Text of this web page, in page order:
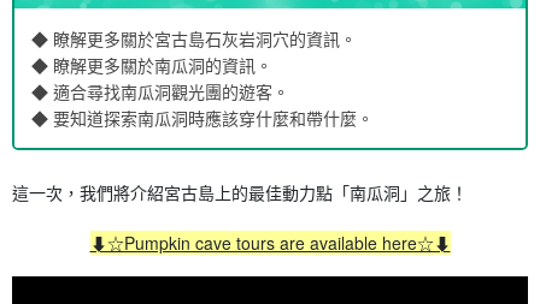
◆ 瞭解更多關於宮古島石灰岩洞穴的資訊。
◆ 瞭解更多關於南瓜洞的資訊。
◆ 適合尋找南瓜洞觀光團的遊客。
◆ 要知道探索南瓜洞時應該穿什麼和帶什麼。
這一次，我們將介紹宮古島上的最佳動力點「南瓜洞」之旅！
⬇︎☆Pumpkin cave tours are available here☆⬇︎